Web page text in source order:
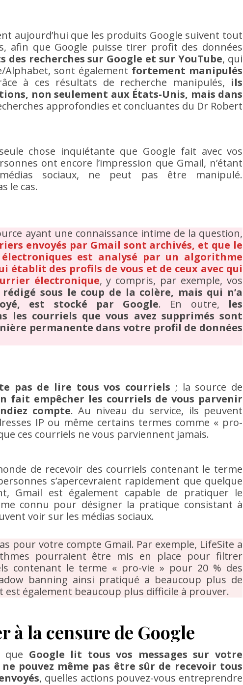
aujourd’hui que les produits Google suivent tout
afin que Google puisse tirer profit des données
des recherches sur Google et sur YouTube, qui
Alphabet, sont également fortement manipulés
à ces résultats de recherche manipulés, ils
non seulement aux États-Unis, mais dans
approfondies et concluantes du Dr Robert
chose inquiétante que Google fait avec vos
ont encore l’impression que Gmail, n’étant
sociaux, ne peut pas être manipulé.
le cas.
ayant une connaissance intime de la question,
envoyés par Gmail sont archivés, et que le
est analysé par un algorithme
établit des profils de vous et de ceux avec qui
électronique, y compris, par exemple, vos
sous le coup de la colère, mais qui n’a
est stocké par Google. En outre, les
les courriels que vous avez supprimés sont
permanente dans votre profil de données
pas de lire tous vos courriels ; la source de
fait empêcher les courriels de vous parvenir
compte. Au niveau du service, ils peuvent
IP ou même certains termes comme « pro-
ces courriels ne vous parviennent jamais.
de recevoir des courriels contenant le terme
s’apercevraient rapidement que quelque
Gmail est également capable de pratiquer le
connu pour désigner la pratique consistant à
voir sur les médias sociaux.
pour votre compte Gmail. Par exemple, LifeSite a
pourraient être mis en place pour filtrer
contenant le terme « pro-vie » pour 20 % des
banning ainsi pratiqué a beaucoup plus de
est également beaucoup plus difficile à prouver.
à la censure de Google
que Google lit tous vos messages sur votre
pouvez même pas être sûr de recevoir tous
, quelles actions pouvez-vous entreprendre